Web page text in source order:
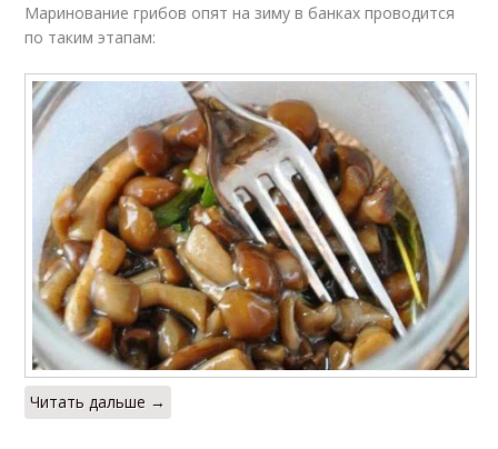
Маринование грибов опят на зиму в банках проводится
по таким этапам:
Читать дальше →